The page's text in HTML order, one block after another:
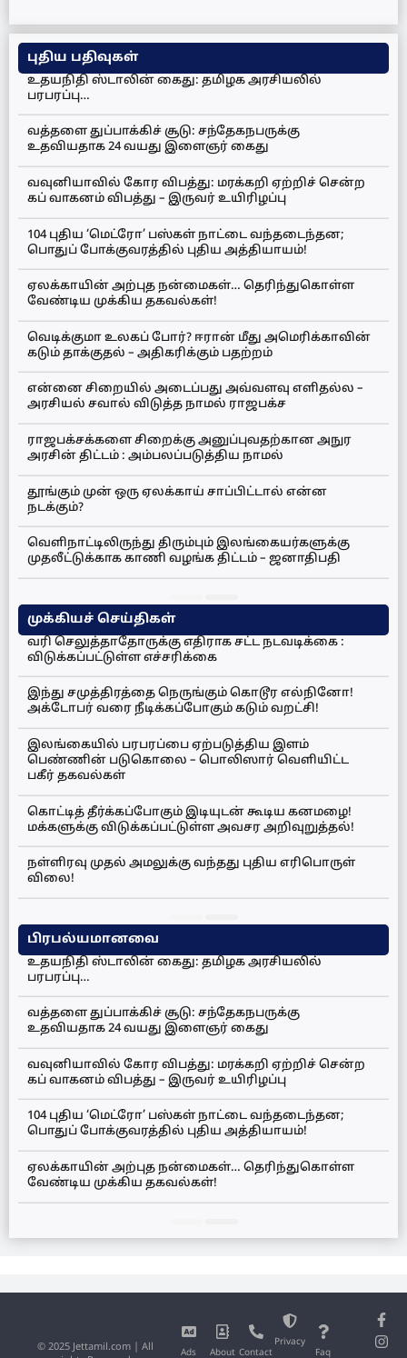
புதிய பதிவுகள்
உதயநிதி ஸ்டாலின் கைது: தமிழக அரசியலில்
பரபரப்பு…
வத்தளை துப்பாக்கிச் சூடு: சந்தேகநபருக்கு
உதவியதாக 24 வயது இளைஞர் கைது
வவுனியாவில் கோர விபத்து: மரக்கறி ஏற்றிச் சென்ற
கப் வாகனம் விபத்து – இருவர் உயிரிழப்பு
104 புதிய ‘மெட்ரோ’ பஸ்கள் நாட்டை வந்தடைந்தன;
பொதுப் போக்குவரத்தில் புதிய அத்தியாயம்!
ஏலக்காயின் அற்புத நன்மைகள்… தெரிந்துகொள்ள
வேண்டிய முக்கிய தகவல்கள்!
வெடிக்குமா உலகப் போர்? ஈரான் மீது அமெரிக்காவின்
கடும் தாக்குதல் – அதிகரிக்கும் பதற்றம்
என்னை சிறையில் அடைப்பது அவ்வளவு எளிதல்ல –
அரசியல் சவால் விடுத்த நாமல் ராஜபக்ச
ராஜபக்சக்களை சிறைக்கு அனுப்புவதற்கான அநுர
அரசின் திட்டம் : அம்பலப்படுத்திய நாமல்
தூங்கும் முன் ஒரு ஏலக்காய் சாப்பிட்டால் என்ன
நடக்கும்?
வெளிநாட்டிலிருந்து திரும்பும் இலங்கையர்களுக்கு
முதலீட்டுக்காக காணி வழங்க திட்டம் – ஜனாதிபதி
முக்கியச் செய்திகள்
வரி செலுத்தாதோருக்கு எதிராக சட்ட நடவடிக்கை :
விடுக்கப்பட்டுள்ள எச்சரிக்கை
இந்து சமுத்திரத்தை நெருங்கும் கொடூர எல்நினோ!
அக்டோபர் வரை நீடிக்கப்போகும் கடும் வறட்சி!
இலங்கையில் பரபரப்பை ஏற்படுத்திய இளம்
பெண்ணின் படுகொலை – பொலிஸார் வெளியிட்ட
பகீர் தகவல்கள்
கொட்டித் தீர்க்கப்போகும் இடியுடன் கூடிய கனமழை!
மக்களுக்கு விடுக்கப்பட்டுள்ள அவசர அறிவுறுத்தல்!
நள்ளிரவு முதல் அமலுக்கு வந்தது புதிய எரிபொருள்
விலை!
பிரபல்யமானவை
உதயநிதி ஸ்டாலின் கைது: தமிழக அரசியலில்
பரபரப்பு…
வத்தளை துப்பாக்கிச் சூடு: சந்தேகநபருக்கு
உதவியதாக 24 வயது இளைஞர் கைது
வவுனியாவில் கோர விபத்து: மரக்கறி ஏற்றிச் சென்ற
கப் வாகனம் விபத்து – இருவர் உயிரிழப்பு
104 புதிய ‘மெட்ரோ’ பஸ்கள் நாட்டை வந்தடைந்தன;
பொதுப் போக்குவரத்தில் புதிய அத்தியாயம்!
ஏலக்காயின் அற்புத நன்மைகள்… தெரிந்துகொள்ள
வேண்டிய முக்கிய தகவல்கள்!
Ads About Contact
Privacy
Faq
© 2025 Jettamil.com | All